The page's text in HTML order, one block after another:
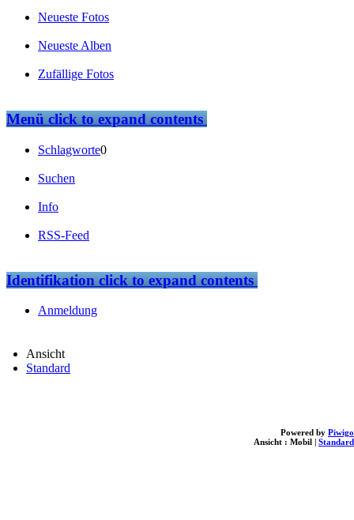
Powered by Piwigo
Ansicht : Mobil | Standard
Neueste Fotos
Neueste Alben
Zufällige Fotos
Menüclick to expand contents
Schlagworte0
Suchen
Info
RSS-Feed
Identifikationclick to expand contents
Anmeldung
Ansicht
Standard